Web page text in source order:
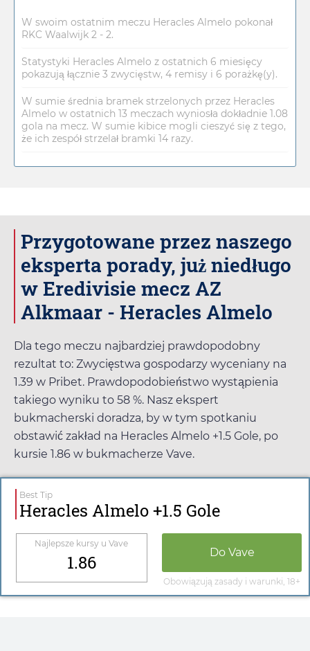
W swoim ostatnim meczu Heracles Almelo pokonał
RKC Waalwijk 2 - 2.
Statystyki Heracles Almelo z ostatnich 6 miesięcy
pokazują łącznie 3 zwycięstw, 4 remisy i 6 porażkę(y).
W sumie średnia bramek strzelonych przez Heracles
Almelo w ostatnich 13 meczach wyniosła dokładnie 1.08
gola na mecz. W sumie kibice mogli cieszyć się z tego,
że ich zespół strzelał bramki 14 razy.
Przygotowane przez naszego
eksperta porady, już niedługo
w Eredivisie mecz AZ
Alkmaar - Heracles Almelo
Dla tego meczu najbardziej prawdopodobny
rezultat to: Zwycięstwa gospodarzy wyceniany na
1.39 w Pribet. Prawdopodobieństwo wystąpienia
takiego wyniku to 58 %. Nasz ekspert
bukmacherski doradza, by w tym spotkaniu
obstawić zakład na Heracles Almelo +1.5 Gole, po
kursie 1.86 w bukmacherze Vave.
Best Tip
Heracles Almelo +1.5 Gole
Najlepsze kursy uVave
1.86 Do Vave
Obowiązują zasady i warunki, 18+